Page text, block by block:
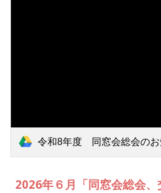
令和8年度 同窓会総会のお
2026年６月「同窓会総会